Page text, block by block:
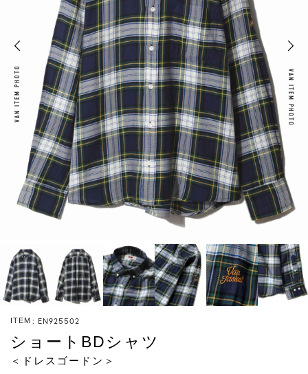
VAN ITEM PHOTO
VAN ITEM PHOTO
ITEM EN925502
ショートBDシャツ
＜ドレスゴードン＞